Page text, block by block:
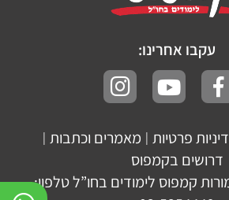
עקבו אחרינו:
קמפוס לימודים בחו”ל טלפון:
פרטיות | מאמרים וכתבות |
דרושים בקמפוס